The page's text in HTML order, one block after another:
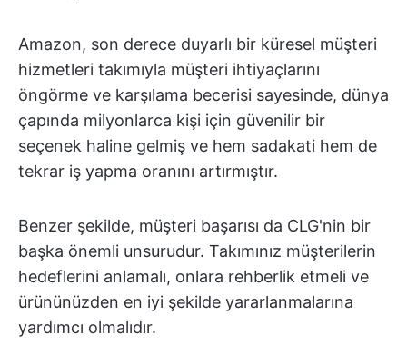
Amazon, son derece duyarlı bir küresel müşteri
hizmetleri takımıyla müşteri ihtiyaçlarını
öngörme ve karşılama becerisi sayesinde, dünya
çapında milyonlarca kişi için güvenilir bir
seçenek haline gelmiş ve hem sadakati hem de
tekrar iş yapma oranını artırmıştır.
Benzer şekilde, müşteri başarısı da CLG'nin bir
başka önemli unsurudur. Takımınız müşterilerin
hedeflerini anlamalı, onlara rehberlik etmeli ve
ürününüzden en iyi şekilde yararlanmalarına
yardımcı olmalıdır.